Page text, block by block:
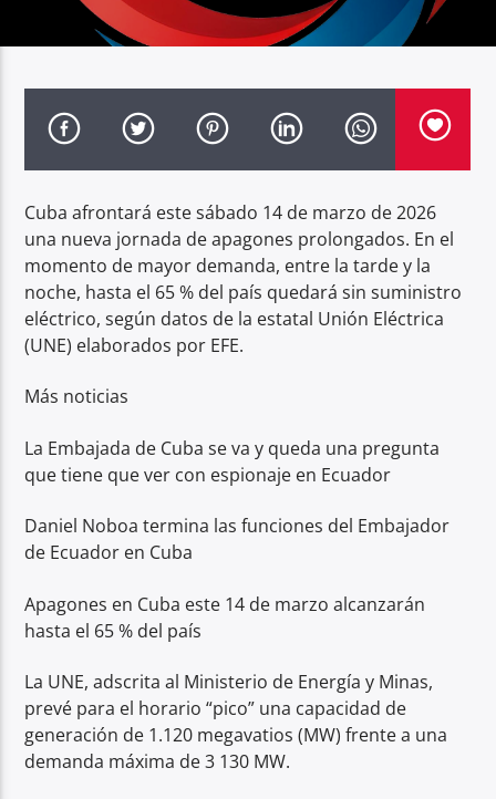
Radio hola
Cuba afrontará este sábado 14 de marzo de 2026
una nueva jornada de apagones prolongados. En el
momento de mayor demanda, entre la tarde y la
noche, hasta el 65 % del país quedará sin suministro
eléctrico, según datos de la estatal Unión Eléctrica
(UNE) elaborados por EFE.
Más noticias
La Embajada de Cuba se va y queda una pregunta
que tiene que ver con espionaje en Ecuador
Daniel Noboa termina las funciones del Embajador
de Ecuador en Cuba
Apagones en Cuba este 14 de marzo alcanzarán
hasta el 65 % del país
La UNE, adscrita al Ministerio de Energía y Minas,
prevé para el horario “pico” una capacidad de
generación de 1.120 megavatios (MW) frente a una
demanda máxima de 3 130 MW.